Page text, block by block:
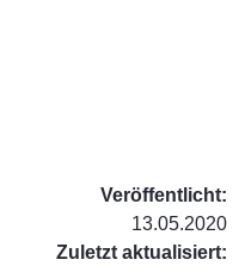
Veröffentlicht:
13.05.2020
Zuletzt aktualisiert: